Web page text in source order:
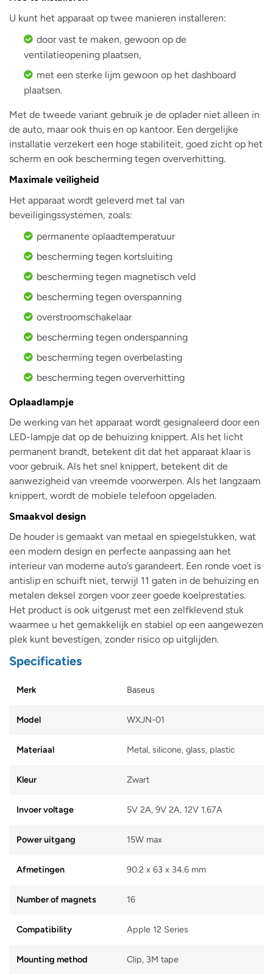
U kunt het apparaat op twee manieren installeren:
door vast te maken, gewoon op de
ventilatieopening plaatsen,
met een sterke lijm gewoon op het dashboard
plaatsen.
Met de tweede variant gebruik je de oplader niet alleen in
de auto, maar ook thuis en op kantoor. Een dergelijke
installatie verzekert een hoge stabiliteit, goed zicht op het
scherm en ook bescherming tegen oververhitting.
Maximale veiligheid
Het apparaat wordt geleverd met tal van
beveiligingssystemen, zoals:
permanente oplaadtemperatuur
bescherming tegen kortsluiting
bescherming tegen magnetisch veld
bescherming tegen overspanning
overstroomschakelaar
bescherming tegen onderspanning
bescherming tegen overbelasting
bescherming tegen oververhitting
Oplaadlampje
De werking van het apparaat wordt gesignaleerd door een
LED-lampje dat op de behuizing knippert. Als het licht
permanent brandt, betekent dit dat het apparaat klaar is
voor gebruik. Als het snel knippert, betekent dit de
aanwezigheid van vreemde voorwerpen. Als het langzaam
knippert, wordt de mobiele telefoon opgeladen.
Smaakvol design
De houder is gemaakt van metaal en spiegelstukken, wat
een modern design en perfecte aanpassing aan het
interieur van moderne auto’s garandeert. Een ronde voet is
antislip en schuift niet, terwijl 11 gaten in de behuizing en
metalen deksel zorgen voor zeer goede koelprestaties.
Het product is ook uitgerust met een zelfklevend stuk
waarmee u het gemakkelijk en stabiel op een aangewezen
plek kunt bevestigen, zonder risico op uitglijden.
Specificaties
Merk Baseus
Model WXJN-01
Materiaal Metal, silicone, glass, plastic
Kleur Zwart
Invoer voltage 5V 2A, 9V 2A, 12V 1.67A
Power uitgang 15W max
Afmetingen 90.2 x 63 x 34.6 mm
Number of magnets 16
Compatibility Apple 12 Series
Mounting method Clip, 3M tape